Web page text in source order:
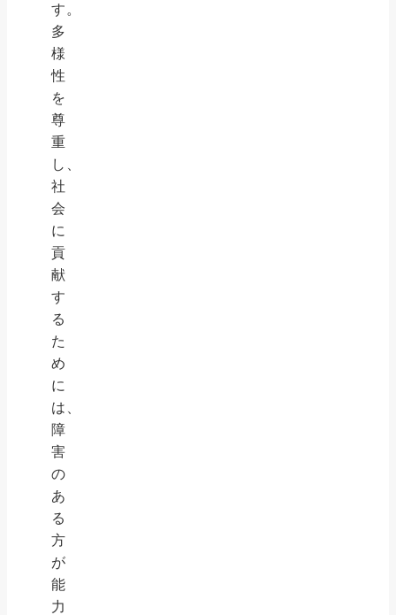
す。
多
様
性
を
尊
重
し、
社
会
に
貢
献
す
る
た
め
に
は、
障
害
の
あ
る
方
が
能
力